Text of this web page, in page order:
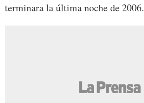
terminara la última noche de 2006.